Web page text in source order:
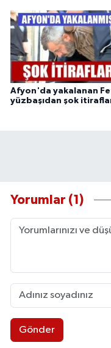
Afyon'da yakalanan
yüzbaşıdan şok
Yorumlar (1)
Gönder